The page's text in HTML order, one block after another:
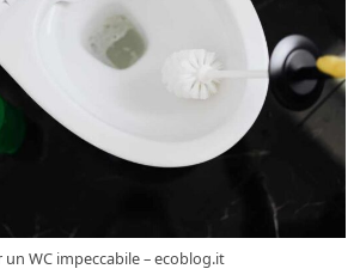
WC impeccabile – ecoblog.it